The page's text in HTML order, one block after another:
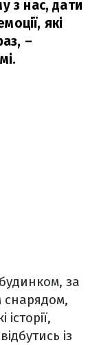
з нас, дати
які
–
за
із